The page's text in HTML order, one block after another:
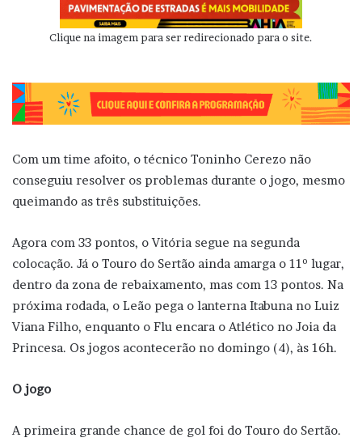
Clique na imagem para ser redirecionado para o site.
Com um time afoito, o técnico Toninho Cerezo não
conseguiu resolver os problemas durante o jogo, mesmo
queimando as três substituições.
Agora com 33 pontos, o Vitória segue na segunda
colocação. Já o Touro do Sertão ainda amarga o 11º lugar,
dentro da zona de rebaixamento, mas com 13 pontos. Na
próxima rodada, o Leão pega o lanterna Itabuna no Luiz
Viana Filho, enquanto o Flu encara o Atlético no Joia da
Princesa. Os jogos acontecerão no domingo (4), às 16h.
O jogo
A primeira grande chance de gol foi do Touro do Sertão.